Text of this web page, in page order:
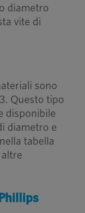
diametro
vite di
sono
Questo tipo
disponibile
diametro e
tabella